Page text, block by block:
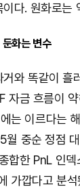
다. 원화로는
화는 변수
와 똑같이 흘
자금 흐름이
는 이르다는
월 중순 정점
합한 PnL 인덱
가깝다고 분